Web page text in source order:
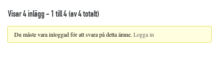
Visar 4 inlägg - 1 till 4 (av 4 totalt)
Du måste vara inloggad för att svara på detta ämne. Logga in